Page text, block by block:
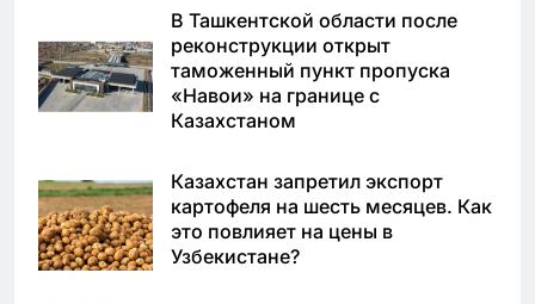
В Ташкентской области после
реконструкции открыт
таможенный пункт пропуска
«Навои» на границе с
Казахстаном
Казахстан запретил экспорт
картофеля на шесть месяцев. Как
это повлияет на цены в
Узбекистане?